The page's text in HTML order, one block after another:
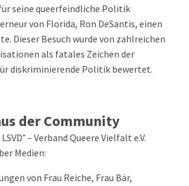
seine queerfeindliche Politik
von Florida, Ron DeSantis, einen
Dieser Besuch wurde von zahlreichen
als fatales Zeichen der
diskriminierende Politik bewertet.
der Community
– Verband Queere Vielfalt e.V.
Medien:
von Frau Reiche, Frau Bär,